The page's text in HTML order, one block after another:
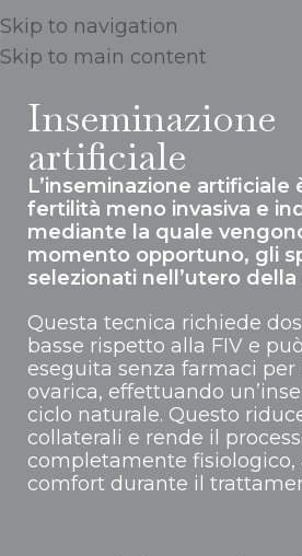
Skip to navigation
Skip to main content
Inseminazione
artificiale
L’inseminazione artificiale
fertilità meno invasiva e
mediante la quale
momento opportuno, gli
selezionati nell’utero della
Questa tecnica richiede
basse rispetto alla FIV e
eseguita senza farmaci
ovarica, effettuando
ciclo naturale. Questo
collaterali e rende il
completamente fisiologico,
comfort durante il